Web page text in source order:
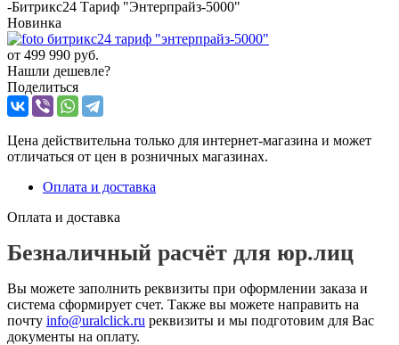
-Битрикс24 Тариф "Энтерпрайз-5000"
Новинка
от 499 990 руб.
Нашли дешевле?
Поделиться
Цена действительна только для интернет-магазина и может
отличаться от цен в розничных магазинах.
Оплата и доставка
Оплата и доставка
Безналичный расчёт для юр.лиц
Вы можете заполнить реквизиты при оформлении заказа и
система сформирует счет. Также вы можете направить на
почту info@uralclick.ru реквизиты и мы подготовим для Вас
документы на оплату.